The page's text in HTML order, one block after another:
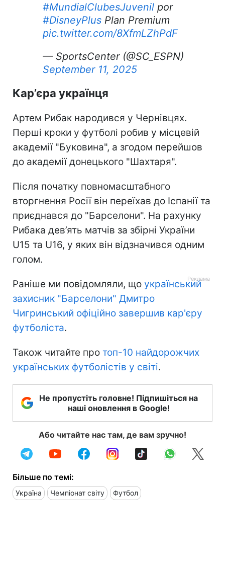
#MundialClubesJuvenil por
#DisneyPlus Plan Premium
pic.twitter.com/8XfmLZhPdF
— SportsCenter (@SC_ESPN)
September 11, 2025
Кар’єра українця
Артем Рибак народився у Чернівцях.
Перші кроки у футболі робив у місцевій
академії "Буковина", а згодом перейшов
до академії донецького "Шахтаря".
Після початку повномасштабного
вторгнення Росії він переїхав до Іспанії та
приєднався до "Барселони". На рахунку
Рибака дев’ять матчів за збірні України
U15 та U16, у яких він відзначився одним
голом.
Раніше ми повідомляли, що український
захисник "Барселони" Дмитро
Чигринський офіційно завершив кар'єру
футболіста.
Також читайте про топ-10 найдорожчих
українських футболістів у світі.
Не пропустіть головне! Підпишіться на
наші оновлення в Google!
Або читайте нас там, де вам зручно!
Більше по темі:
Україна Чемпіонат світу Футбол